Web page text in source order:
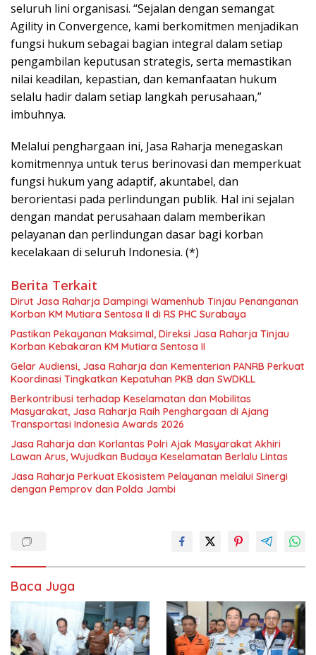
seluruh lini organisasi. “Sejalan dengan semangat
Agility in Convergence, kami berkomitmen menjadikan
fungsi hukum sebagai bagian integral dalam setiap
pengambilan keputusan strategis, serta memastikan
nilai keadilan, kepastian, dan kemanfaatan hukum
selalu hadir dalam setiap langkah perusahaan,”
imbuhnya.
Melalui penghargaan ini, Jasa Raharja menegaskan
komitmennya untuk terus berinovasi dan memperkuat
fungsi hukum yang adaptif, akuntabel, dan
berorientasi pada perlindungan publik. Hal ini sejalan
dengan mandat perusahaan dalam memberikan
pelayanan dan perlindungan dasar bagi korban
kecelakaan di seluruh Indonesia. (*)
Berita Terkait
Dirut Jasa Raharja Dampingi Wamenhub Tinjau Penanganan
Korban KM Mutiara Sentosa II di RS PHC Surabaya
Pastikan Pekayanan Maksimal, Direksi Jasa Raharja Tinjau
Korban Kebakaran KM Mutiara Sentosa II
Gelar Audiensi, Jasa Raharja dan Kementerian PANRB Perkuat
Koordinasi Tingkatkan Kepatuhan PKB dan SWDKLL
Berkontribusi terhadap Keselamatan dan Mobilitas
Masyarakat, Jasa Raharja Raih Penghargaan di Ajang
Transportasi Indonesia Awards 2026
Jasa Raharja dan Korlantas Polri Ajak Masyarakat Akhiri
Lawan Arus, Wujudkan Budaya Keselamatan Berlalu Lintas
Jasa Raharja Perkuat Ekosistem Pelayanan melalui Sinergi
dengan Pemprov dan Polda Jambi
Baca Juga